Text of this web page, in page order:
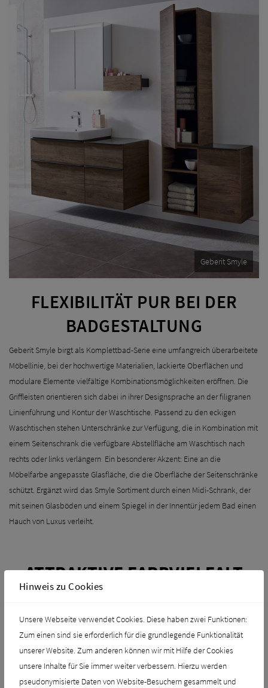
Geberit Smyle
FLEXIBILITÄT PUR BEI DER
BADGESTALTUNG
Geberit Smyle birgt als Komplettbad-Serie eine umfangreich überarbeitete
Möbellinie, bei der hochwertige Materialien, lackierte Oberflächen und
modulare Elemente vielfältige Kombinationsmöglichkeiten eröffnen. Die
Griffleisten orientieren sich dabei in ihrer Designsprache an der filigranen
Linienführung und Kontur der Waschtische. Passend zu den eckigen
Waschtischen stehen Unterschränke zur Verfügung, die in Kombination mit
einem Seitenschrank die verfügbare Abstellfläche am Waschtisch nach
rechts oder links verlängern. Ein besonderer Akzent: Eine an die
Möbelfarbe angepasste Glasfläche, die die Oberfläche der Seitenschränke
schützt. Ergänzt wird das Smyle Sortiment durch einen Midi-Schrank, der
mit seinen Glasböden und einem Spiegel in der Innentür jedem Bad einen
Hauch von Luxus verleiht.
ATTRAKTIVE FARBVIELFALT
hochglänzend und Nussbaum hickory und mit den Griffleisten, die die
Farben der Möbelfronten aufgreifen, sorgen die Möbel der Smyle Serie für
ein modernes, einheitliches Badambiente.
Hinweis zu Cookies
Unsere Webseite verwendet Cookies. Diese haben zwei Funktionen:
Zum einen sind sie erforderlich für die grundlegende Funktionalität
unserer Website. Zum anderen können wir mit Hilfe der Cookies
unsere Inhalte für Sie immer weiter verbessern. Hierzu werden
pseudonymisierte Daten von Website-Besuchern gesammelt und